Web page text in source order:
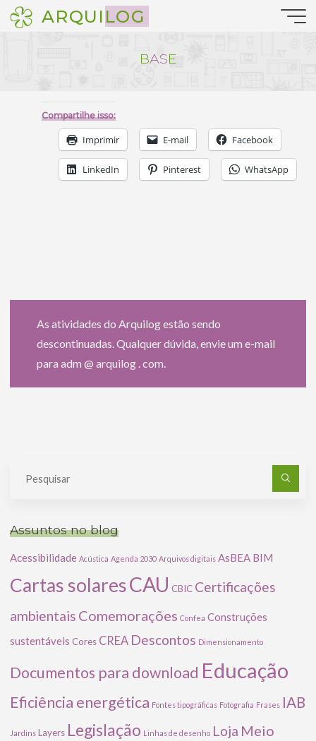
Pular
para
ARQUILOG
B
BASE
Compartilhe isso:
Imprimir E-mail Facebook
LinkedIn Pinterest WhatsApp
As atividades do Arquilog estão sendo
descontinuadas. Qualquer dúvida, envie um e-mail
para adm @ arquilog . com.
Assuntos no blog
Acessibilidade Acústica Agenda 2030 Arquivos digitais AsBEA BIM
Cartas solaresCAU CBIC Certificações
ambientais Comemorações Confea Construções
sustentáveis Cores CREA Descontos Dimensionamento
Documentos para download Educação
Eficiência energética Fontes tipográficas Fotografia Frases IAB
Jardins Layers Legislação Linhas de desenho Loja Meio